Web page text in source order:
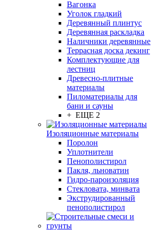
Вагонка
Уголок гладкий
Деревянный плинтус
Деревянная раскладка
Наличники деревянные
Террасная доска декинг
Комплектующие для
лестниц
Древесно-плитные
материалы
Пиломатериалы для
бани и сауны
+ ЕЩЕ 2
Изоляционные материалы
Поролон
Уплотнители
Пенополистирол
Пакля, льноватин
Гидро-пароизоляция
Стекловата, минвата
Экструдированный
пенополистирол